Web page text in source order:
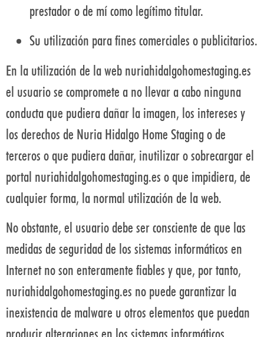
prestador o de mí como legítimo titular.
Su utilización para fines comerciales o publicitarios.
En la utilización de la web nuriahidalgohomestaging.es
el usuario se compromete a no llevar a cabo ninguna
conducta que pudiera dañar la imagen, los intereses y
los derechos de Nuria Hidalgo Home Staging o de
terceros o que pudiera dañar, inutilizar o sobrecargar el
portal nuriahidalgohomestaging.es o que impidiera, de
cualquier forma, la normal utilización de la web.
No obstante, el usuario debe ser consciente de que las
medidas de seguridad de los sistemas informáticos en
Internet no son enteramente fiables y que, por tanto,
nuriahidalgohomestaging.es no puede garantizar la
inexistencia de malware u otros elementos que puedan